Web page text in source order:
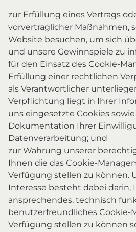
zur Erfüllung eines Vertrags
vorvertraglicher Maßnahmen,
Website besuchen, um sich
und unsere Gewinnspiele zu
für den Einsatz des Cookie-
Erfüllung einer rechtlichen
als Verantwortlicher
Verpflichtung liegt in Ihrer
uns eingesetzte Cookies
Dokumentation Ihrer
Datenverarbeitung; und
zur Wahrung unserer
Ihnen die das Cookie-
Verfügung stellen zu können.
Interesse besteht dabei darin,
ansprechendes, technisch
benutzerfreundliches Cookie-
Verfügung stellen zu können